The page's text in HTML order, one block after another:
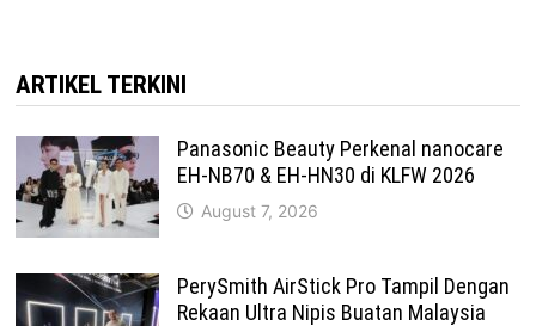
ARTIKEL TERKINI
Panasonic Beauty Perkenal nanocare
EH-NB70 & EH-HN30 di KLFW 2026
August 7, 2026
PerySmith AirStick Pro Tampil Dengan
Rekaan Ultra Nipis Buatan Malaysia